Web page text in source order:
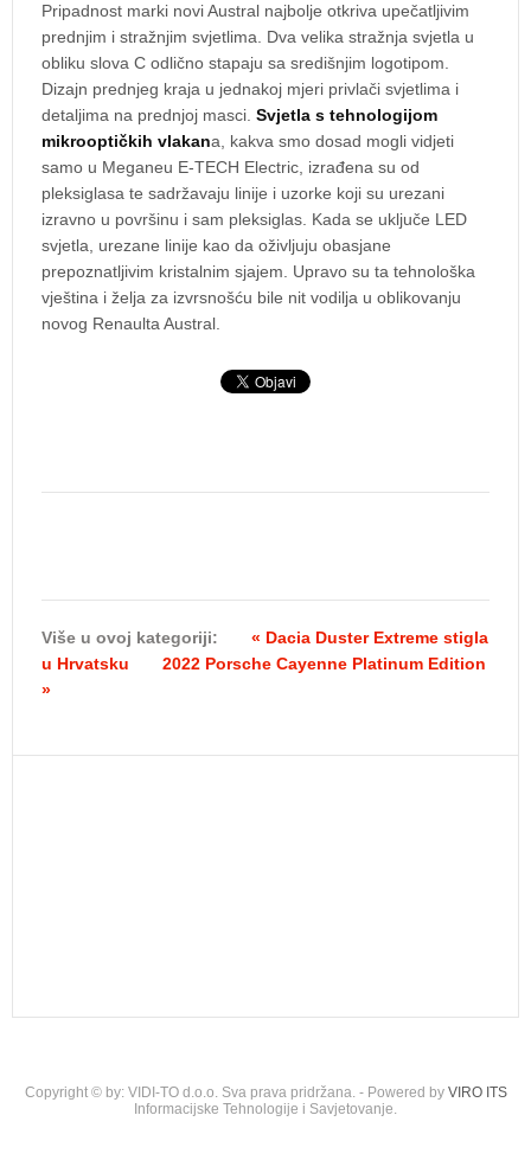
Pripadnost marki novi Austral najbolje otkriva upečatljivim
prednjim i stražnjim svjetlima. Dva velika stražnja svjetla u
obliku slova C odlično stapaju sa središnjim logotipom.
Dizajn prednjeg kraja u jednakoj mjeri privlači svjetlima i
detaljima na prednjoj masci. Svjetla s tehnologijom
mikrooptičkih vlakana, kakva smo dosad mogli vidjeti
samo u Meganeu E-TECH Electric, izrađena su od
pleksiglasa te sadržavaju linije i uzorke koji su urezani
izravno u površinu i sam pleksiglas. Kada se uključe LED
svjetla, urezane linije kao da oživljuju obasjane
prepoznatljivim kristalnim sjajem. Upravo su ta tehnološka
vještina i želja za izvrsnošću bile nit vodilja u oblikovanju
novog Renaulta Austral.
Više u ovoj kategoriji:
« Dacia Duster Extreme stigla
u Hrvatsku
2022 Porsche Cayenne Platinum Edition
»
Copyright © by: VIDI-TO d.o.o. Sva prava pridržana. - Powered by VIRO ITS
Informacijske Tehnologije i Savjetovanje.